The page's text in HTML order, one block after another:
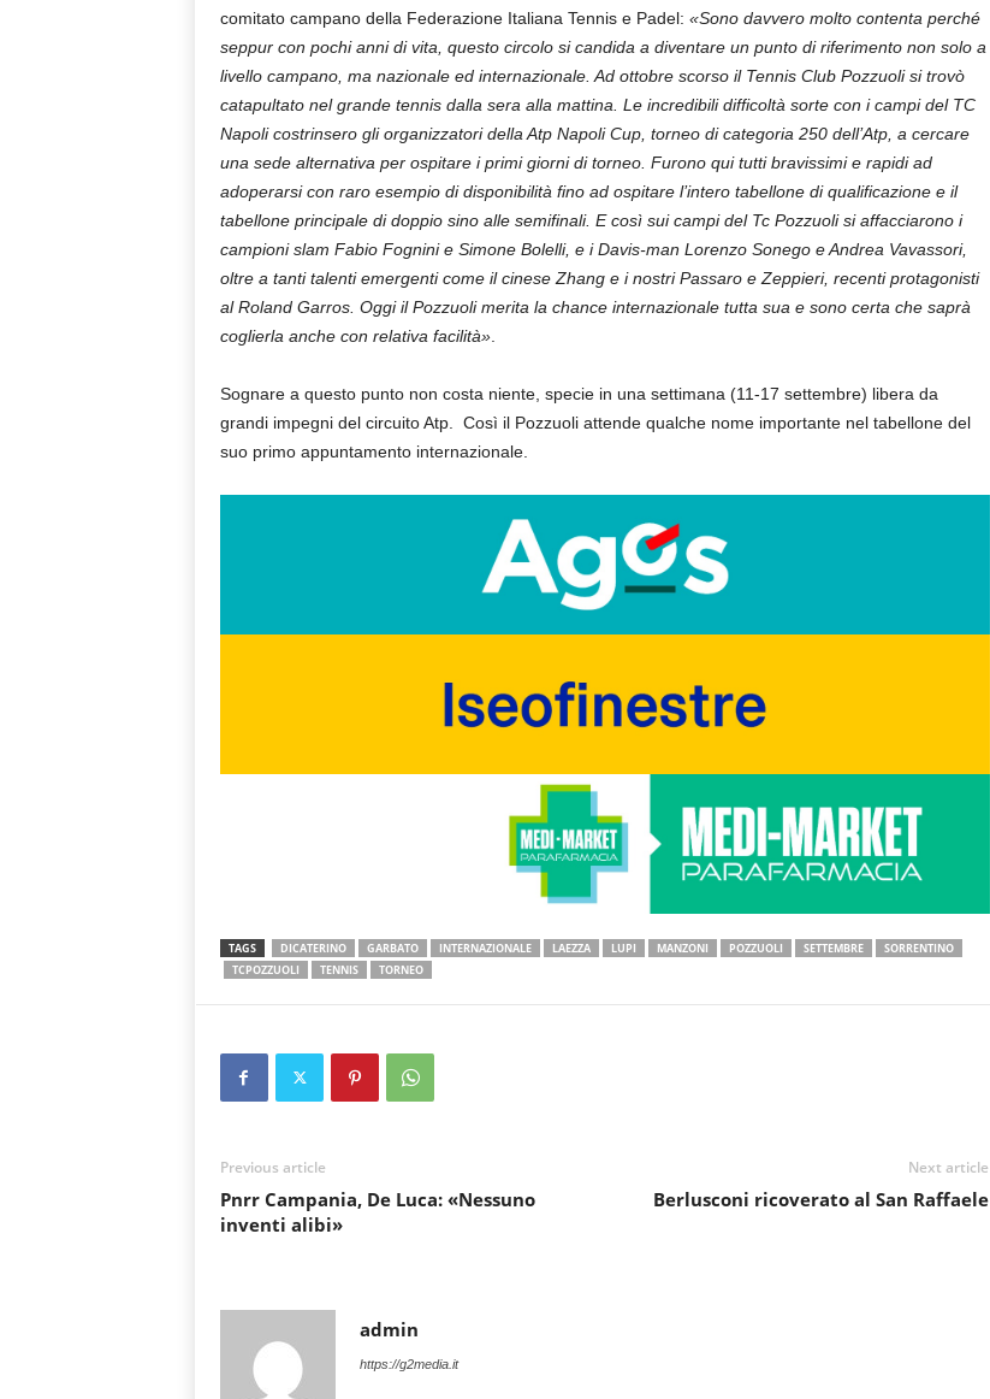
comitato campano della Federazione Italiana Tennis e Padel: «Sono davvero molto contenta perché
seppur con pochi anni di vita, questo circolo si candida a diventare un punto di riferimento non solo a
livello campano, ma nazionale ed internazionale. Ad ottobre scorso il Tennis Club Pozzuoli si trovò
catapultato nel grande tennis dalla sera alla mattina. Le incredibili difficoltà sorte con i campi del TC
Napoli costrinsero gli organizzatori della Atp Napoli Cup, torneo di categoria 250 dell’Atp, a cercare
una sede alternativa per ospitare i primi giorni di torneo. Furono qui tutti bravissimi e rapidi ad
adoperarsi con raro esempio di disponibilità fino ad ospitare l’intero tabellone di qualificazione e il
tabellone principale di doppio sino alle semifinali. E così sui campi del Tc Pozzuoli si affacciarono i
campioni slam Fabio Fognini e Simone Bolelli, e i Davis-man Lorenzo Sonego e Andrea Vavassori,
oltre a tanti talenti emergenti come il cinese Zhang e i nostri Passaro e Zeppieri, recenti protagonisti
al Roland Garros. Oggi il Pozzuoli merita la chance internazionale tutta sua e sono certa che saprà
coglierla anche con relativa facilità».
Sognare a questo punto non costa niente, specie in una settimana (11-17 settembre) libera da
grandi impegni del circuito Atp. Così il Pozzuoli attende qualche nome importante nel tabellone del
suo primo appuntamento internazionale.
TAGS DICATERINO GARBATO INTERNAZIONALE LAEZZA LUPI MANZONI POZZUOLI SETTEMBRE
SORRENTINO
TCPOZZUOLI
TENNIS TORNEO
Previous article
Pnrr Campania, De Luca: «Nessuno
inventi alibi»
Next article
Berlusconi ricoverato al San Raffaele
admin
https://g2media.it